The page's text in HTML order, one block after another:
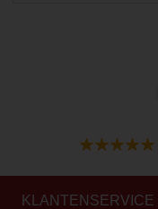
KLANTENSERVICE